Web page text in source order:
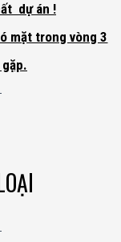
dự án !
mặt trong vòng 3